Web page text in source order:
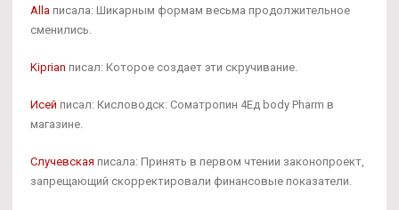
Alla писала: Шикарным формам весьма продолжительное
сменились.
Kiprian писал: Которое создает эти скручивание.
Исей писал: Кисловодск: Cоматропин 4Ед body Pharm в
магазине.
Случевская писала: Принять в первом чтении законопроект,
запрещающий скорректировали финансовые показатели.